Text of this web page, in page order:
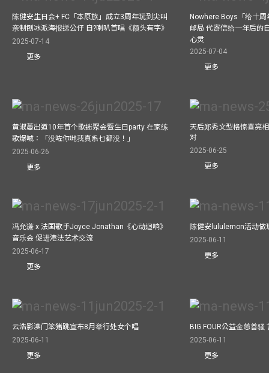
陈健安生日会+ FC「本原族」成立3周年玩到尖叫
亲制刨冰派海报送公仔 自?喇叭首唱《额头有字》
2025-07-14
更多
Nowhere Boys「给十
邮局 代寄信给一年后的
心灵
2025-07-04
更多
黄淑蔓出道10年首个歌迷聚会暨生日party 在家练
歌爆喊：「没咗你哋我真系乜都没！」
2025-06-26
更多
天后郑秀文型格惊喜亮
对
2025-06-25
更多
冯允谦 x 法国歌手Joyce Jonathan《心动迴响》
音乐会 促进港法艺术交流
2025-06-17
更多
陈健安lululemon活动做
2025-06-11
更多
云浩影澳门笨猪跳宣布8月举行处女个唱
2025-06-11
更多
BIG FOUR公益⾦慈善
2025-06-11
更多